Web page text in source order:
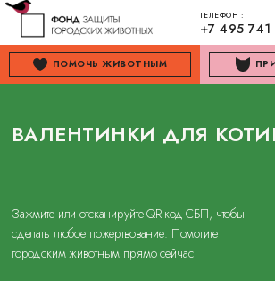
ТЕЛЕФОН :
+7 495 741
ПОМОЧЬ ЖИВОТНЫМ
ВАЛЕНТИНКИ ДЛЯ
Зажмите или отсканируйте QR-код СБП, чтобы
сделать любое пожертвование. Помогите
городским животным прямо сейчас